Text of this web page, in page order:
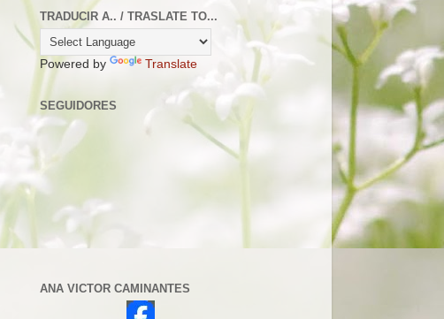
TRADUCIR A.. / TRASLATE TO...
Powered by Translate
SEGUIDORES
ANA VICTOR CAMINANTES